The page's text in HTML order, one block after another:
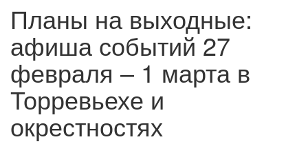
Планы на выходные:
афиша событий 27
февраля – 1 марта в
Торревьехе и
окрестностях